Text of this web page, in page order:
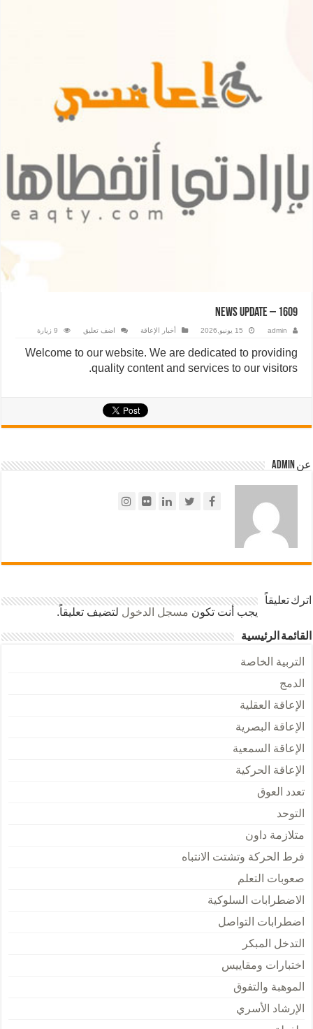
News Update – 1609
admin 15 يونيو,2026 أخبار الإعاقة اضف تعليق 9 زيارة
Welcome to our website. We are dedicated to providing
quality content and services to our visitors.
عن admin
اترك تعليقاً
يجب أنت تكون مسجل الدخول لتضيف تعليقاً.
القائمة الرئيسية
التربية الخاصة
الدمج
الإعاقة العقلية
الإعاقة البصرية
الإعاقة السمعية
الإعاقة الحركية
تعدد العوق
التوحد
متلازمة داون
فرط الحركة وتشتت الانتباه
صعوبات التعلم
الاضطرابات السلوكية
اضطرابات التواصل
التدخل المبكر
اختبارات ومقاييس
الموهبة والتفوق
الإرشاد الأسري